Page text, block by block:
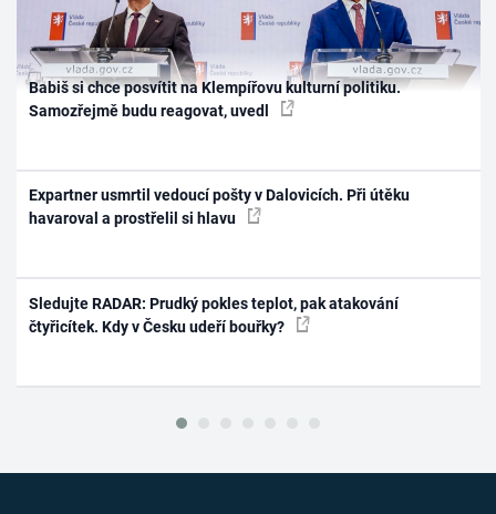
Babiš si chce posvítit na Klempířovu kulturní politiku.
Samozřejmě budu reagovat, uvedl
Expartner usmrtil vedoucí pošty v Dalovicích. Při útěku
havaroval a prostřelil si hlavu
Sledujte RADAR: Prudký pokles teplot, pak atakování
čtyřicítek. Kdy v Česku udeří bouřky?